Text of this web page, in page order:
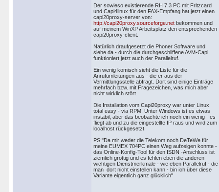
Der sowieso existierende RH 7.3 PC mit Fritzcard
und Capi4linux für den FAX-Empfang hat jetzt einen
capi20proxy-server von:
http://capi20proxy.sourceforge.net bekommen und
auf meinem WinXP Arbeitsplatz den entsprechenden
capi20proxy-client.
Natürlich draufgesetzt die Phoner Software und
siehe da - durch die durchgeschliffene AVM-Capi
funktioniert jetzt auch der Parallelruf.
Ein wenig komisch sieht die Liste für die
Anrufumleitungen aus - die er aus der
Vermittlungsstelle abfragt. Dort sind einige Einträge
mehrfach bzw. mit Fragezeichen, was mich aber
nicht wirklich stört.
Die Installation vom Capi20proxy war unter Linux
total easy - via RPM. Unter Windows ist es etwas
instabil, aber das beobachte ich noch ein wenig - es
fliegt ab und zu die eingestellte IP raus und wird zum
localhost rückgesetzt.
PS:"Da mir weder die Telekom noch DeTeWe für
meine EUMEX 704PC einen Weg aufzeigen konnte -
das Online-Konfig-Tool für den ISDN -Anschluss ist
ziemlich grottig und es fehlen eben die anderen
wichtigen Dienstmerkmale - wie eben Parallelruf - die
man dort nicht einstellen kann - bin ich über diese
Variante eigentlich ganz glücklich"